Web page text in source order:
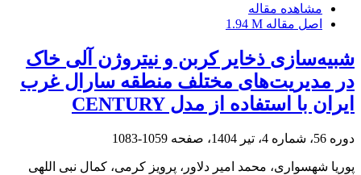
مشاهده مقاله
اصل مقاله 1.94 M
شبیه‌سازی ذخایر کربن و نیتروژن آلی خاک
در مدیریت‌های مختلف منطقه سارال غرب
ایران با استفاده از مدل CENTURY
دوره 56، شماره 4، تیر 1404، صفحه 1059-1083
پوریا شهسواری، محمد امیر دلاور، پرویز کرمی، کمال نبی اللهی